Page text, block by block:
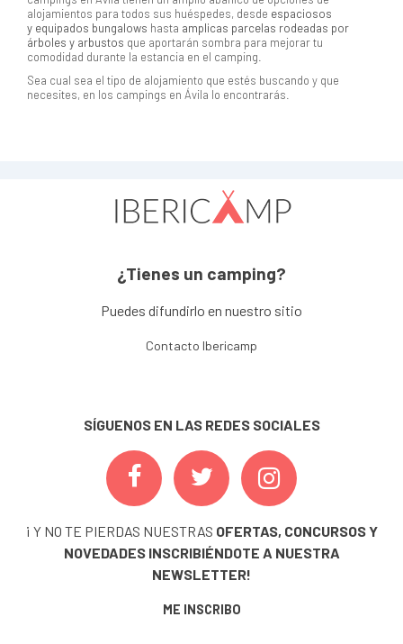
alojamientos para todos sus huéspedes, desde espaciosos
y equipados bungalows hasta amplicas parcelas rodeadas por
árboles y arbustos que aportarán sombra para mejorar tu
comodidad durante la estancia en el camping.
Sea cual sea el tipo de alojamiento que estés buscando y que
necesites, en los campings en Ávila lo encontrarás.
¿Tienes un camping?
Puedes difundirlo en nuestro sitio
Contacto Ibericamp
SÍGUENOS EN LAS REDES SOCIALES
¡ Y NO TE PIERDAS NUESTRAS OFERTAS, CONCURSOS Y
NOVEDADES INSCRIBIÉNDOTE A NUESTRA
NEWSLETTER!
ME INSCRIBO